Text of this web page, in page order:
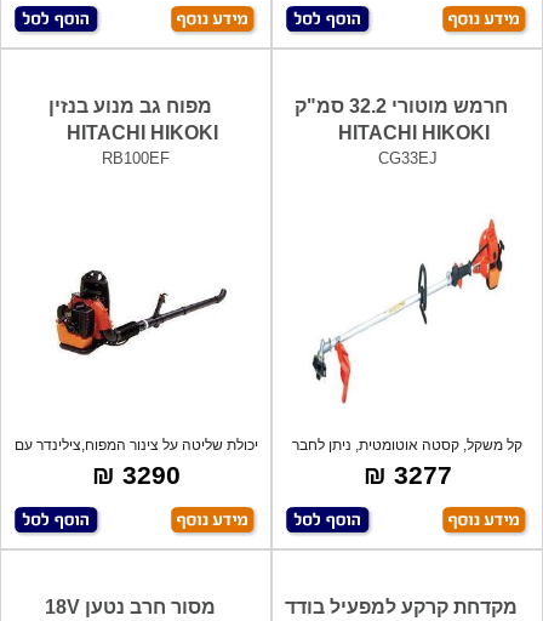
חרמש מוטורי 32.2 סמ"ק
HITACHI HIKOKI
CG33EJ
קל משקל, קסטה אוטומטית, ניתן לחבר
רביזר
3277 ₪
מפוח גב מנוע בנזין
HITACHI HIKOKI
RB100EF
יכולת שליטה על צינור המפוח,צילינדר עם
צי
3290 ₪
מקדחת קרקע למפעיל בודד
מסור חרב נטען 18V